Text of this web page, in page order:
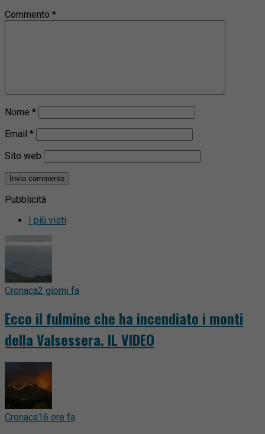
Commento *
Nome *
Email *
Sito web
Pubblicità
I più visti
Cronaca2 giorni fa
Ecco il fulmine che ha incendiato i monti
della Valsessera. IL VIDEO
Cronaca16 ore fa